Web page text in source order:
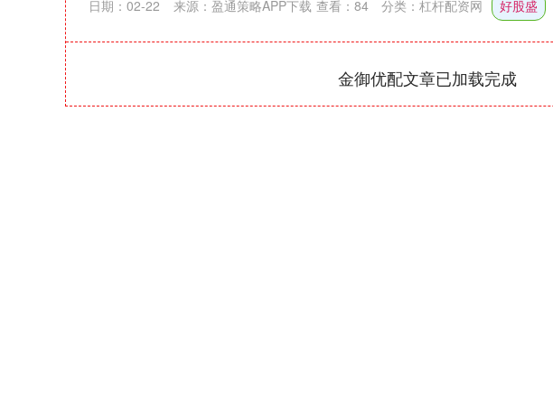
日期：02-22 来源：盈通策略APP下载 查看： 84 分类： 杠杆配资网 好股盛
金御优配文章已加载完成